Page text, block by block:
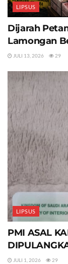
LIPSUS
Dijarah
Lamongan
JULI 13, 2026 29
LIPSUS
PMI ASAL
JULI 1, 2026 29